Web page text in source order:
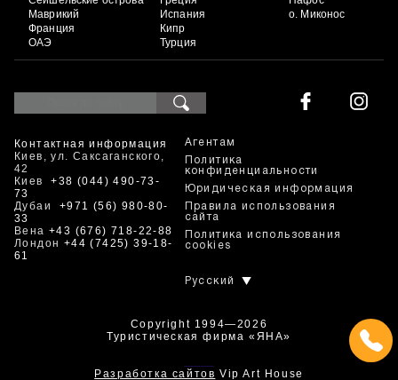
Маврикий
Франция
ОАЭ
Испания
Кипр
Турция
о. Миконос
Контактная информация
Киев, ул. Саксаганского,
42
Киев+38 (044) 490-73-
73
Дубаи +971 (56) 980-80-
33
Вена +43 (676) 718-22-88
Лондон +44 (7425) 39-18-
61
Агентам
Политика
конфиденциальности
Юридическая информация
Правила использования
сайта
Политика использования
cookies
Русский
Copyright 1994—2026
Туристическая фирма «ЯНА»
Разработка сайтов Vip Art House